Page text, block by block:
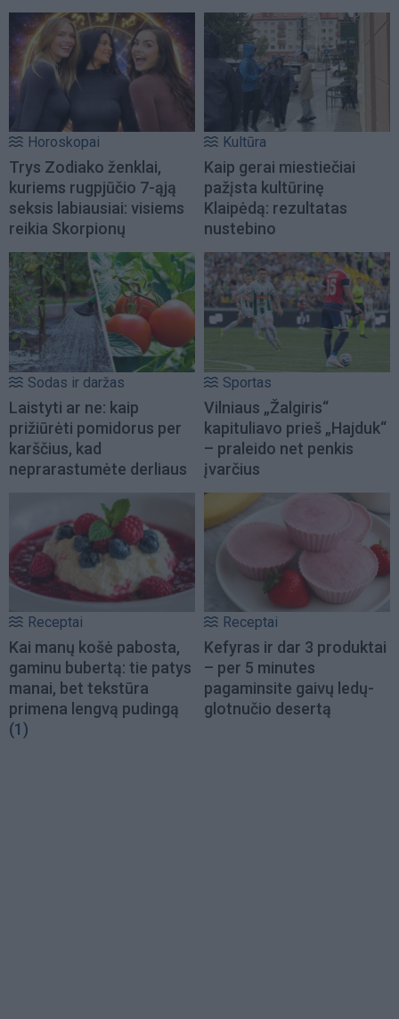
Horoskopai
Trys Zodiako ženklai,
kuriems rugpjūčio 7-ąją
seksis labiausiai: visiems
reikia Skorpionų
Kultūra
Kaip gerai miestiečiai
pažįsta kultūrinę
Klaipėdą: rezultatas
nustebino
Sodas ir daržas
Laistyti ar ne: kaip
prižiūrėti pomidorus per
karščius, kad
neprarastumėte derliaus
Sportas
Vilniaus „Žalgiris“
kapituliavo prieš „Hajduk“
– praleido net penkis
įvarčius
Receptai
Kai manų košė pabosta,
gaminu bubertą: tie patys
manai, bet tekstūra
primena lengvą pudingą
(1)
Receptai
Kefyras ir dar 3 produktai
– per 5 minutes
pagaminsite gaivų ledų-
glotnučio desertą